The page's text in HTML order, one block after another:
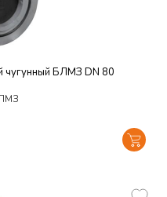
чугунный БЛМЗ DN 80